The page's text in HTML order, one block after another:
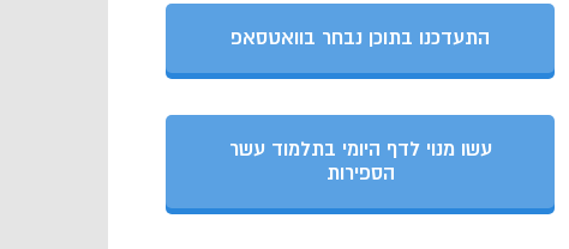
התעדכנו בתוכן נבחר בוואטסאפ
עשו מנוי לדף היומי בתלמוד עשר
הספירות